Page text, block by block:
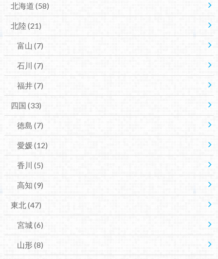
北海道 (58)
北陸 (21)
富山 (7)
石川 (7)
福井(7)
四国 (33)
徳島 (7)
愛媛(12)
香川 (5)
高知 (9)
東北(47)
宮城(6)
山形 (8)